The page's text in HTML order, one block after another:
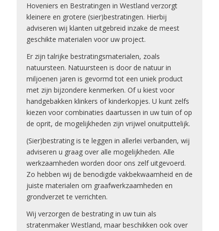
Hoveniers en Bestratingen in Westland verzorgt
kleinere en grotere (sier)bestratingen. Hierbij
adviseren wij klanten uitgebreid inzake de meest
geschikte materialen voor uw project.
Er zijn talrijke bestratingsmaterialen, zoals
natuursteen. Natuursteen is door de natuur in
miljoenen jaren is gevormd tot een uniek product
met zijn bijzondere kenmerken. Of u kiest voor
handgebakken klinkers of kinderkopjes. U kunt zelfs
kiezen voor combinaties daartussen in uw tuin of op
de oprit, de mogelijkheden zijn vrijwel onuitputtelijk.
(Sier)bestrating is te leggen in allerlei verbanden, wij
adviseren u graag over alle mogelijkheden. Alle
werkzaamheden worden door ons zelf uitgevoerd.
Zo hebben wij de benodigde vakbekwaamheid en de
juiste materialen om graafwerkzaamheden en
grondverzet te verrichten.
Wij verzorgen de bestrating in uw tuin als
stratenmaker Westland, maar beschikken ook over